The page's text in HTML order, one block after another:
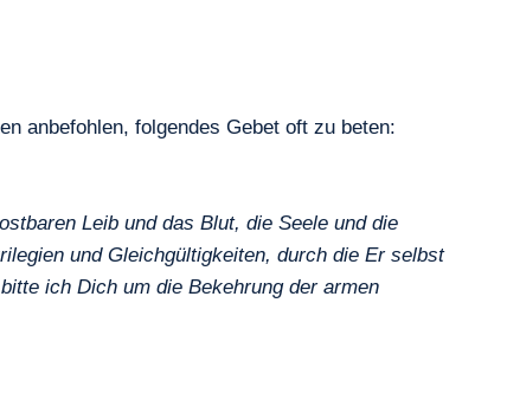
anbefohlen, folgendes Gebet oft zu beten:
Leib und das Blut, die Seele und die
und Gleichgültigkeiten, durch die Er selbst
ich Dich um die Bekehrung der armen